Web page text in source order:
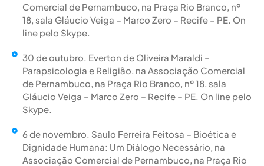
Comercial de Pernambuco, na Praça Rio Branco, nº
18, sala Gláucio Veiga – Marco Zero – Recife – PE. On
line pelo Skype.
30 de outubro. Everton de Oliveira Maraldi –
Parapsicologia e Religião, na Associação Comercial
de Pernambuco, na Praça Rio Branco, nº 18, sala
Gláucio Veiga – Marco Zero – Recife – PE. On line pelo
Skype.
6 de novembro. Saulo Ferreira Feitosa – Bioética e
Dignidade Humana: Um Diálogo Necessário, na
Associação Comercial de Pernambuco, na Praça Rio